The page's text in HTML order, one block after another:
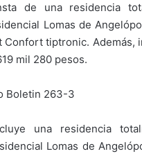
de una residencia
Lomas de
Confort tiptronic.
mil 280 pesos.
una residencia
Lomas de